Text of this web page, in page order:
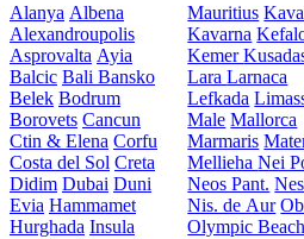
Alanya Albena
Alexandroupolis
Asprovalta Ayia
Balcic Bali Bansko
Belek Bodrum
Borovets Cancun
Ctin & Elena Corfu
Costa del Sol Creta
Didim Dubai Duni
Evia Hammamet
Hurghada Insula
Mauritius
Kavarna
Kemer
LaraLarnaca
Lefkada
Male Mallorca
Marmaris
MelliehaNei
Neos Pant.
Nis. de Aur
Olympic Beach